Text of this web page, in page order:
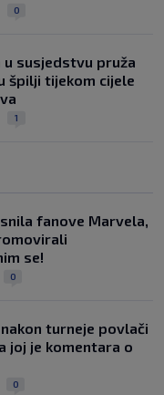
0
susjedstvu pruža
špilji tijekom cijele
1
fanove Marvela,
se!
0
turneje povlači
joj je komentara o
0